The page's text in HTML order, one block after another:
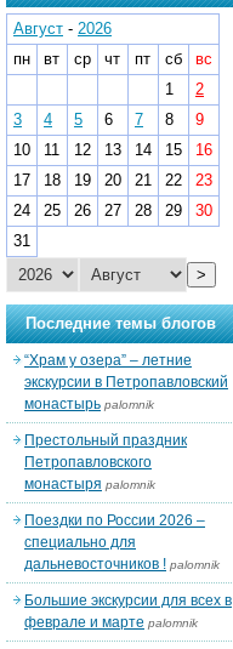
Август - 2026
пн
вт ср чт пт сб
вс
1
2
3
4 5 6 7 8
9
10
11 12 13 14 15
16
17
18 19 20 21 22
23
24
25 26 27 28 29
30
31
>
Последние темы блогов
“Храм у озера” – летние
экскурсии в Петропавловский
монастырь palomnik
Престольный праздник
Петропавловского
монастыря palomnik
Поездки по России 2026 –
специально для
дальневосточников ! palomnik
Большие экскурсии для всех в
феврале и марте palomnik